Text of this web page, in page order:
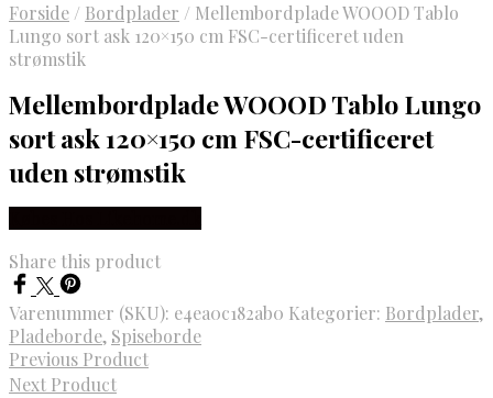
Forside / Bordplader / Mellembordplade WOOOD Tablo
Lungo sort ask 120×150 cm FSC-certificeret uden
strømstik
Mellembordplade WOOOD Tablo Lungo
sort ask 120×150 cm FSC-certificeret
uden strømstik
Share this product
Varenummer (SKU): e4ea0c182ab0 Kategorier: Bordplader,
Pladeborde, Spiseborde
Previous Product
Next Product